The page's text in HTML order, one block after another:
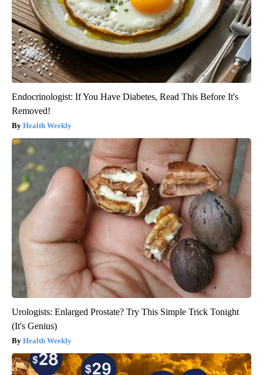
Endocrinologist: If You Have Diabetes, Read This Before It's
Removed!
Health Weekly
Urologists: Enlarged Prostate? Try This Simple Trick Tonight
(It's Genius)
Health Weekly